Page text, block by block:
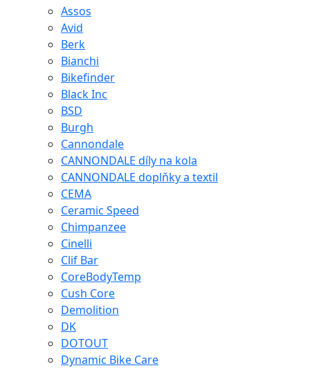
Assos
Avid
Berk
Bianchi
Bikefinder
Black Inc
BSD
Burgh
Cannondale
CANNONDALE díly na kola
CANNONDALE doplňky a textil
CEMA
Ceramic Speed
Chimpanzee
Cinelli
Clif Bar
CoreBodyTemp
Cush Core
Demolition
DK
DOTOUT
Dynamic Bike Care